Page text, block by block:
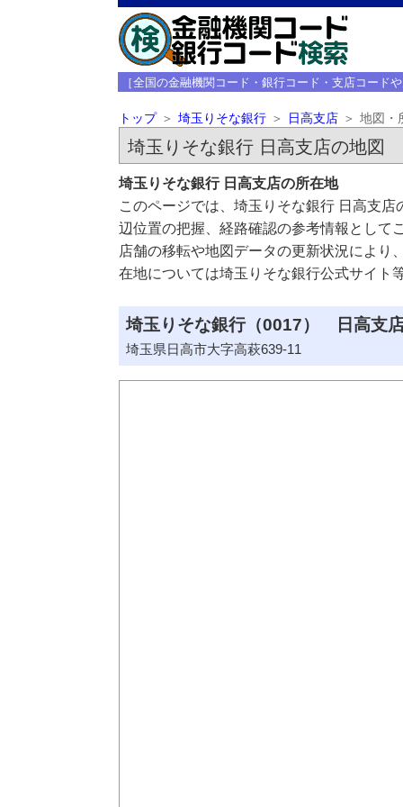
［全国の金融機関コード・銀行コード・支店コード
トップ 埼玉りそな銀行 日高支店 地図・
埼玉りそな銀行 日高支店の地図
埼玉りそな銀行 日高支店の所在地
このページでは、埼玉りそな銀行 日高支
辺位置の把握、経路確認の参考情報として
店舗の移転や地図データの更新状況により
在地については埼玉りそな銀行公式サイト
埼玉りそな銀行（0017） 日高支
埼玉県日高市大字高萩639-11